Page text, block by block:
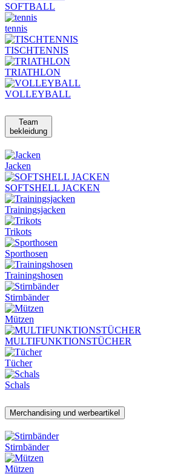
SOFTBALL
tennis
TISCHTENNIS
TRIATHLON
VOLLEYBALL
Team
bekleidung
Jacken
SOFTSHELL JACKEN
Trainingsjacken
Trikots
Sporthosen
Trainingshosen
Stirnbänder
Mützen
MULTIFUNKTIONSTÜCHER
Tücher
Schals
Merchandising und werbeartikel
Stirnbänder
Mützen